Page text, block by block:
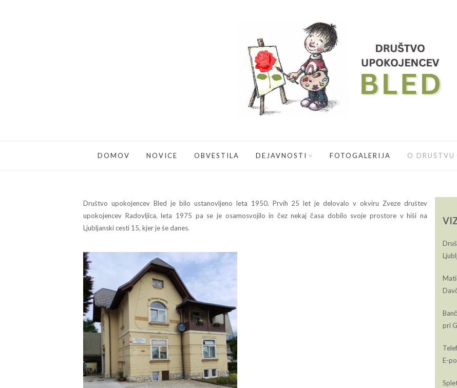
DOMOV NOVICE OBVESTILA DEJAVNOSTI FOTOGALERIJA O DRUŠTVU
Društvo upokojencev Bled je bilo ustanovljeno leta 1950. Prvih 25 let je delovalo v okviru Zveze društev
upokojencev Radovljica, leta 1975 pa se je osamosvojilo in čez nekaj časa dobilo svoje prostore v hiši na
Ljubljanski cesti 15, kjer je še danes.
pri
E-